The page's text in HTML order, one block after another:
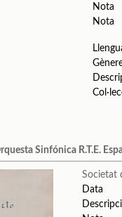
Nota
Nota
Sinfónica R.T.E.
Societat
Data